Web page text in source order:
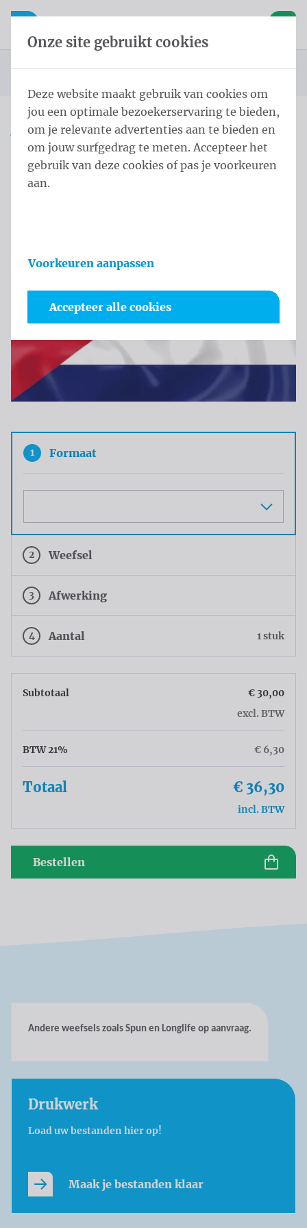
Inhoud overslaan
Taalkeuze overslaan
Open mobiele navigatie
Startpagina
Producten
Vlaggen
Officiële vlaggen
Landenvlaggen
Landenvlaggen Noord-Amerika Vlag Cuba
Vlag Cuba
Productinformatie
1 Formaat
2 Weefsel
3 Afwerking
4 Aantal 1 stuk
Subtotaal
€ 30,00
excl. BTW
BTW 21% € 6,30
Totaal € 36,30
incl. BTW
Bestellen
Andere weefsels zoals Spun en Longlife op aanvraag.
Drukwerk
Load uw bestanden hier op!
Maak je bestanden klaar
Onze site gebruikt cookies
Deze website maakt gebruik van cookies om
jou een optimale bezoekerservaring te bieden,
om je relevante advertenties aan te bieden en
om jouw surfgedrag te meten. Accepteer het
gebruik van deze cookies of pas je voorkeuren
aan.
Voorkeuren aanpassen
Accepteer alle cookies